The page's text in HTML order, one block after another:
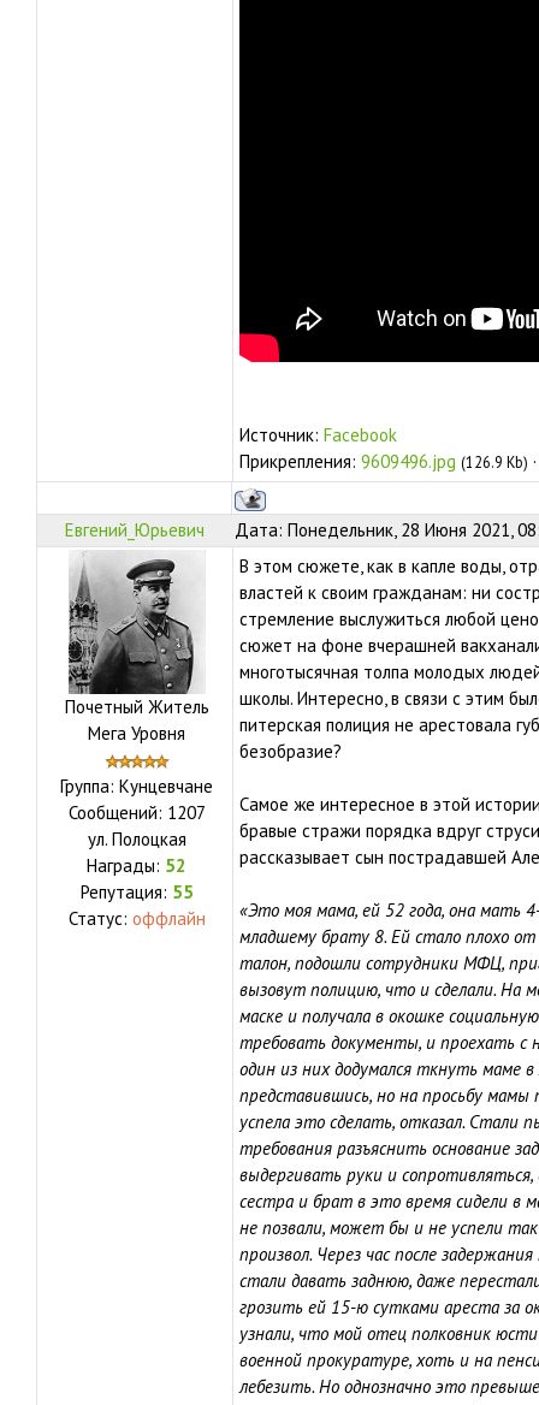
Источник: Facebook
Прикрепления: 9609496.jpg (126.9 Kb)
Евгений_Юрьевич Дата: Понедельник, 28 Июня 2021,
Почетный Житель
Мега Уровня
Группа: Кунцевчане
Сообщений: 1207
ул. Полоцкая
Награды: 52
Репутация: 55
Статус: оффлайн
В этом сюжете, как в капле воды,
властей к своим гражданам: ни
стремление выслужиться любой
сюжет на фоне вчерашней
многотысячная толпа молодых
школы. Интересно, в связи с этим
питерская полиция не арестовала
безобразие?
Самое же интересное в этой
бравые стражи порядка вдруг
рассказывает сын пострадавшей
«Это моя мама, ей 52 года, она мать
младшему брату 8. Ей стало плохо
талон, подошли сотрудники МФЦ,
вызовут полицию, что и сделали. На
маске и получала в окошке
требовать документы, и проехать с
один из них додумался ткнуть маме
представившись, но на просьбу
успела это сделать, отказал.
требования разъяснить основание
выдергивать руки и
сестра и брат в это время сидели в
не позвали, может бы и не успели
произвол. Через час после
стали давать заднюю, даже
грозить ей 15-ю сутками ареста за
узнали, что мой отец полковник
военной прокуратуре, хоть и на
лебезить. Но однозначно это